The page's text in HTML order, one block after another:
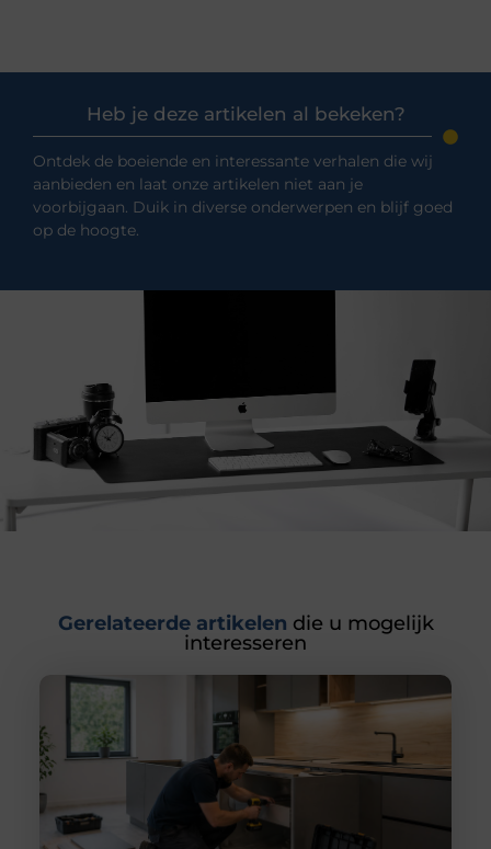
Heb je deze artikelen al bekeken?
Ontdek de boeiende en interessante verhalen die wij
aanbieden en laat onze artikelen niet aan je
voorbijgaan. Duik in diverse onderwerpen en blijf goed
op de hoogte.
Gerelateerde artikelen die u mogelijk
interesseren